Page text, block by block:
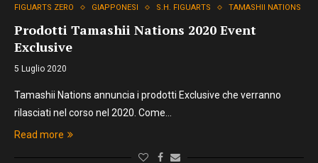
FIGUARTS ZERO
GIAPPONESI S.H. FIGUARTS TAMASHII NATIONS
Prodotti Tamashii Nations 2020 Event
Exclusive
5 Luglio 2020
Tamashii Nations annuncia i prodotti Exclusive che verranno
rilasciati nel corso nel 2020. Come…
Read more